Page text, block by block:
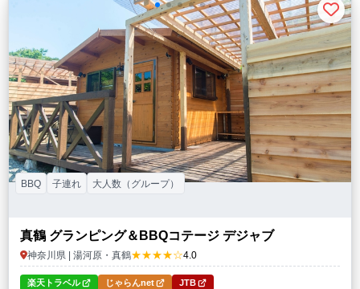
真鶴 グランピング＆BBQコテージ デジャブ
神奈川県 | 湯河原・真鶴★★★★☆4.0
BBQ 子連れ 大人数（グループ）
楽天トラベル じゃらんnet JTB